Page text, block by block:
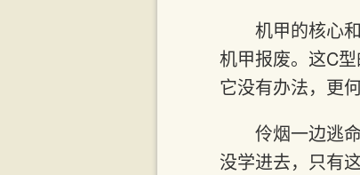
机甲的核心
机甲报废。这C
它没有办法，更
伶烟一边逃
没学进去，只有